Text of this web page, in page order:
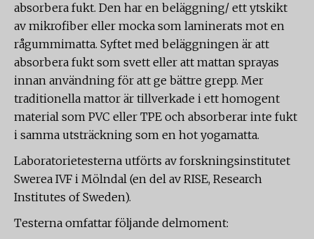
absorbera fukt. Den har en beläggning/ ett ytskikt
av mikrofiber eller mocka som laminerats mot en
rågummimatta. Syftet med beläggningen är att
absorbera fukt som svett eller att mattan sprayas
innan användning för att ge bättre grepp. Mer
traditionella mattor är tillverkade i ett homogent
material som PVC eller TPE och absorberar inte fukt
i samma utsträckning som en hot yogamatta.
Laboratorietesterna utförts av forskningsinstitutet
Swerea IVF i Mölndal (en del av RISE, Research
Institutes of Sweden).
Testerna omfattar följande delmoment: